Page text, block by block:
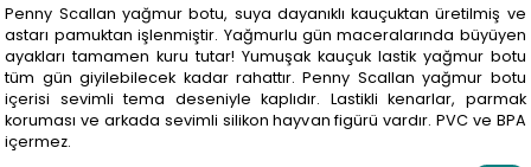
Penny Scallan yağmur botu, suya dayanıklı kauçuktan üretilmiş ve
astarı pamuktan işlenmiştir. Yağmurlu gün maceralarında büyüyen
ayakları tamamen kuru tutar! Yumuşak kauçuk lastik yağmur botu
tüm gün giyilebilecek kadar rahattır. Penny Scallan yağmur botu
içerisi sevimli tema deseniyle kaplıdır. Lastikli kenarlar, parmak
koruması ve arkada sevimli silikon hayvan figürü vardır. PVC ve BPA
içermez.